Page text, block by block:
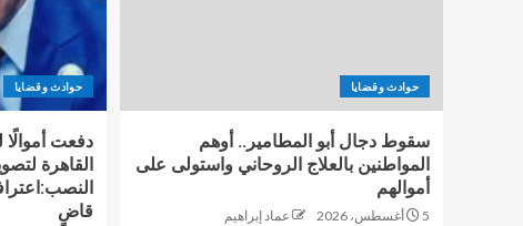
حوادث وقضايا
سقوط دجال أبو المطامير.. أوهم
المواطنين بالعلاج الروحاني واستولى على
أموالهم
5 أغسطس، 2026 عماد إبراهيم
حوادث وقضايا
القاهرة
قاضٍ